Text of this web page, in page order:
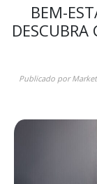
BEM-
Publicado por